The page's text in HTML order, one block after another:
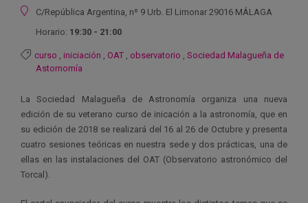
Ubicación
C/República Argentina, nº 9 Urb. El Limonar 29016 MÁLAGA
Horario: 19:30 - 21:00
curso , iniciación , OAT , observatorio , Sociedad Malagueña de
Astornomía
La Sociedad Malagueña de Astronomía organiza una nueva
edición de su veterano curso de inicación a la astronomía, que en
su edición de 2018 se realizará del 16 al 26 de Octubre y presenta
cuatro sesiones teóricas en nuestra sede y dos prácticas, una de
ellas en las instalaciones del OAT (Observatorio astronómico del
Torcal).